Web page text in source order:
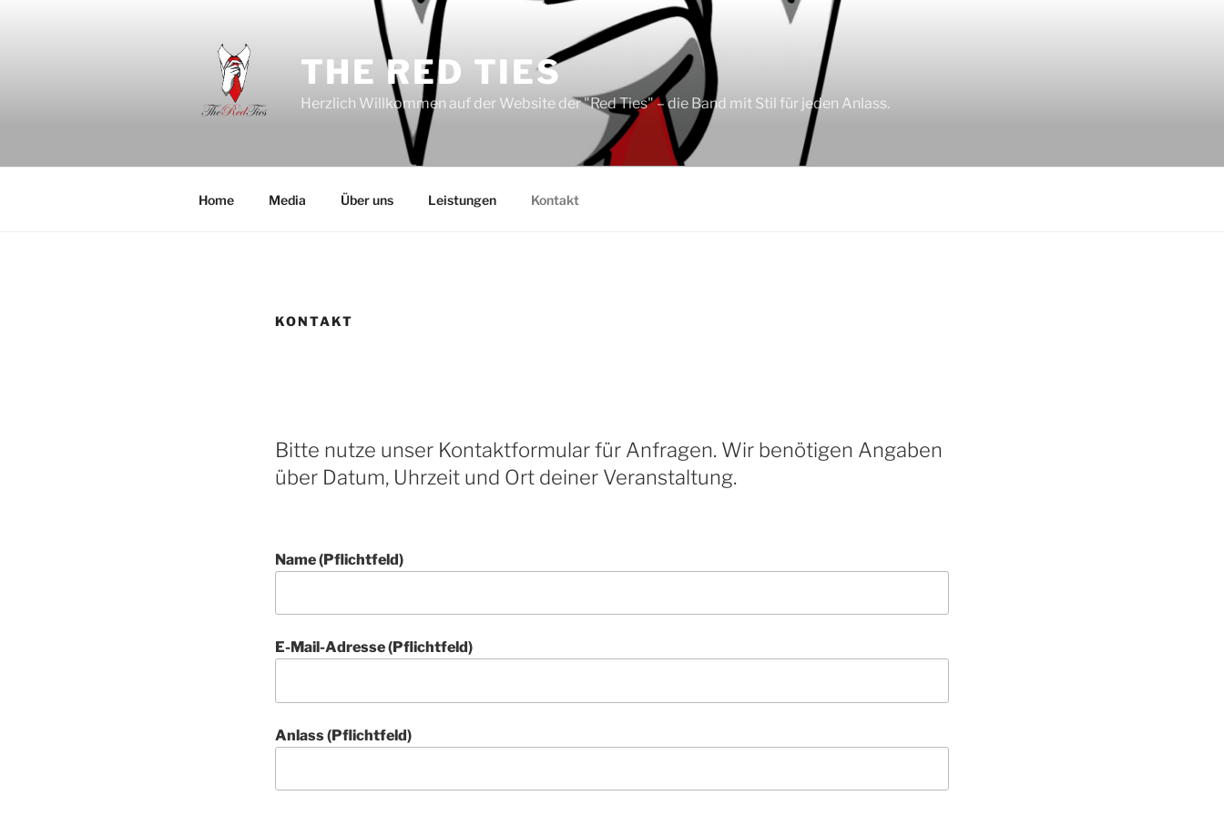
THE RED TIES
Herzlich Willkommen auf der Website der "Red Ties" – die Band mit Stil für jeden Anlass.
Home Media Über uns Leistungen Kontakt
KONTAKT
Bitte nutze unser Kontaktformular für Anfragen. Wir benötigen Angaben
über Datum, Uhrzeit und Ort deiner Veranstaltung.
Name (Pflichtfeld)
E-Mail-Adresse (Pflichtfeld)
Anlass (Pflichtfeld)